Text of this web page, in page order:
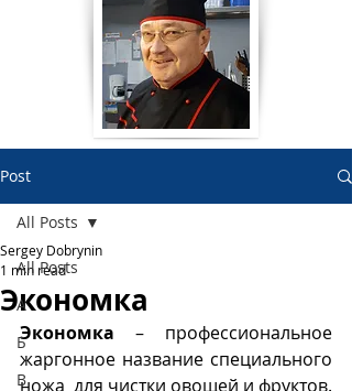
Post
All Posts
А
Б
В
All Posts
Экономка
Sergey Dobrynin
1 min read
Экономка – профессиональное
жаргонное название специального